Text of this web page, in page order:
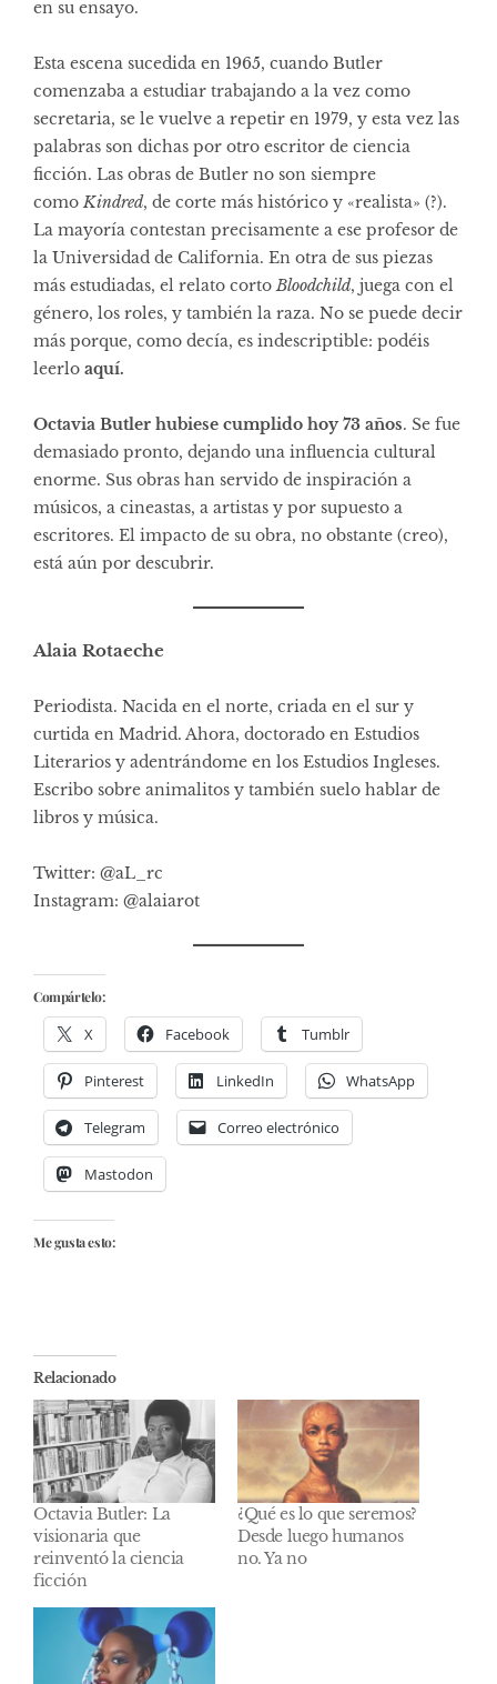
en su ensayo.
Esta escena sucedida en 1965, cuando Butler
comenzaba a estudiar trabajando a la vez como
secretaria, se le vuelve a repetir en 1979, y esta vez las
palabras son dichas por otro escritor de ciencia
ficción. Las obras de Butler no son siempre
como Kindred, de corte más histórico y «realista» (?).
La mayoría contestan precisamente a ese profesor de
la Universidad de California. En otra de sus piezas
más estudiadas, el relato corto Bloodchild, juega con el
género, los roles, y también la raza. No se puede decir
más porque, como decía, es indescriptible: podéis
leerlo aquí.
Octavia Butler hubiese cumplido hoy 73 años. Se fue
demasiado pronto, dejando una influencia cultural
enorme. Sus obras han servido de inspiración a
músicos, a cineastas, a artistas y por supuesto a
escritores. El impacto de su obra, no obstante (creo),
está aún por descubrir.
Alaia Rotaeche
Periodista. Nacida en el norte, criada en el sur y
curtida en Madrid. Ahora, doctorado en Estudios
Literarios y adentrándome en los Estudios Ingleses.
Escribo sobre animalitos y también suelo hablar de
libros y música.
Twitter: @aL_rc
Instagram: @alaiarot
Compártelo:
X Facebook Tumblr
Pinterest LinkedIn WhatsApp
Telegram Correo electrónico
Mastodon
Me gusta esto:
Relacionado
Octavia Butler: La
visionaria que
reinventó la ciencia
ficción
¿Qué es lo que seremos?
Desde luego humanos
no. Ya no